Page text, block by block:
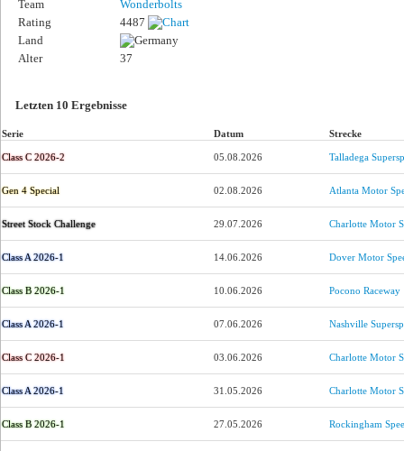
Team
Wonderbolts
Rating
4487
Land
Alter
37
Letzten 10 Ergebnisse
Serie Datum Strecke
Class C 2026-2 05.08.2026 Talladega
Gen 4 Special 02.08.2026 Atlanta Motor
Street Stock Challenge 29.07.2026 Charlotte Motor
Class A 2026-1 14.06.2026 Dover Motor
Class B 2026-1 10.06.2026 Pocono Raceway
Class A 2026-1 07.06.2026 Nashville
Class C 2026-1 03.06.2026 Charlotte Motor
Class A 2026-1 31.05.2026 Charlotte Motor
Class B 2026-1 27.05.2026 Rockingham